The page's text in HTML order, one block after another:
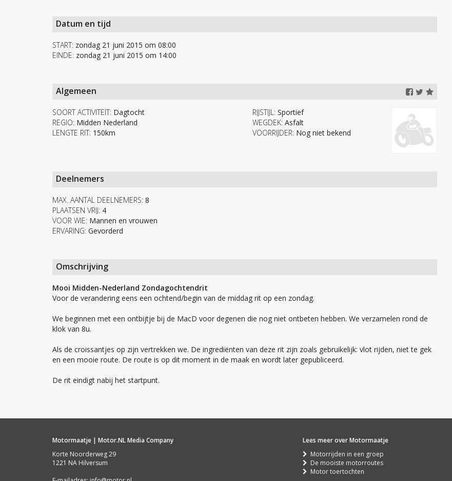
Datum en tijd
START: zondag 21 juni 2015 om 08:00
EINDE: zondag 21 juni 2015 om 14:00
Algemeen
SOORT ACTIVITEIT: Dagtocht
REGIO: Midden Nederland
LENGTE RIT: 150km
RIJSTIJL: Sportief
WEGDEK: Asfalt
VOORRIJDER: Nog niet bekend
Deelnemers
MAX. AANTAL DEELNEMERS: 8
PLAATSEN VRIJ: 4
VOOR WIE: Mannen en vrouwen
ERVARING: Gevorderd
Omschrijving
Mooi Midden-Nederland Zondagochtendrit
Voor de verandering eens een ochtend/begin van de middag rit op een zondag.
We beginnen met een ontbijtje bij de MacD voor degenen die nog niet ontbeten hebben. We verzamelen rond de
klok van 8u.
Als de croissantjes op zijn vertrekken we. De ingrediënten van deze rit zijn zoals gebruikelijk: vlot rijden, niet te gek
en een mooie route. De route is op dit moment in de maak en wordt later gepubliceerd.
De rit eindigt nabij het startpunt.
Motormaatje | Motor.NL Media Company
Korte Noorderweg 29
1221 NA Hilversum
Lees meer over Motormaatje
Motorrijden in een groep
De mooiste motorroutes
Motor toertochten